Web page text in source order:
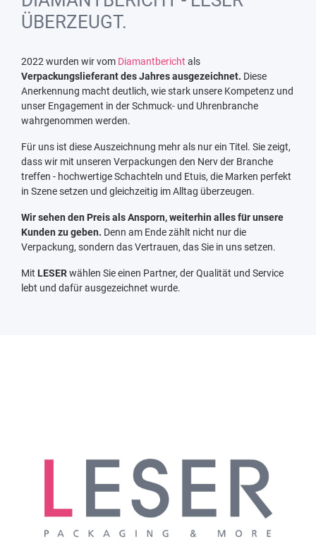
ÜBERZEUGT.
2022 wurden wir vom Diamantbericht als
Verpackungslieferant des Jahres ausgezeichnet. Diese
Anerkennung macht deutlich, wie stark unsere Kompetenz und
unser Engagement in der Schmuck- und Uhrenbranche
wahrgenommen werden.
Für uns ist diese Auszeichnung mehr als nur ein Titel. Sie zeigt,
dass wir mit unseren Verpackungen den Nerv der Branche
treffen - hochwertige Schachteln und Etuis, die Marken perfekt
in Szene setzen und gleichzeitig im Alltag überzeugen.
Wir sehen den Preis als Ansporn, weiterhin alles für unsere
Kunden zu geben. Denn am Ende zählt nicht nur die
Verpackung, sondern das Vertrauen, das Sie in uns setzen.
Mit LESERwählen Sie einen Partner, der Qualität und Service
lebt und dafür ausgezeichnet wurde.